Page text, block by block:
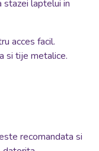
stazei laptelui in
acces facil.
si tije metalice.
recomandata si